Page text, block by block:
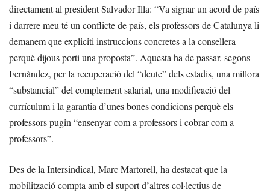
directament al president Salvador Illa: “Va signar un acord de país
i darrere meu té un conflicte de país, els professors de Catalunya li
demanem que expliciti instruccions concretes a la consellera
perquè dijous porti una proposta”. Aquesta ha de passar, segons
Fernàndez, per la recuperació del “deute” dels estadis, una millora
“substancial” del complement salarial, una modificació del
currículum i la garantia d’unes bones condicions perquè els
professors pugin “ensenyar com a professors i cobrar com a
professors”.
Des de la Intersindical, Marc Martorell, ha destacat que la
mobilització compta amb el suport d’altres col·lectius de